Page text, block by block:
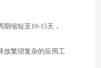
缩短至10-15天，
放繁琐复杂的应用工